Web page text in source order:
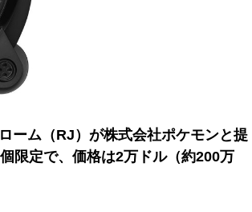
ーム（RJ）が株式会社ポケモンと提
限定で、価格は2万ドル（約200万